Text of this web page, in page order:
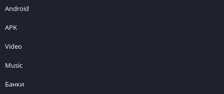
Android
APK
Video
Music
Банки